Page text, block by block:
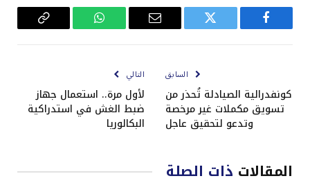
فيسبوك تويتر
البريد
واتساب
Copy
السابق
كونفدرالية الصيادلة تُحذر من
تسويق مكملات غير مرخصة
وتدعو لتحقيق عاجل
التالي
لأول مرة.. استعمال جهاز
ضبط الغش في استدراكية
البكالوريا
المقالات ذات الصلة